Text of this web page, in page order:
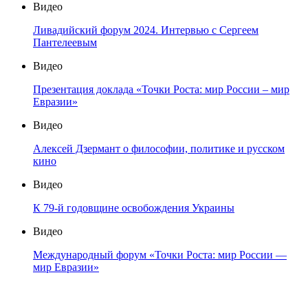
Видео
Ливадийский форум 2024. Интервью с Сергеем
Пантелеевым
Видео
Презентация доклада «Точки Роста: мир России – мир
Евразии»
Видео
Алексей Дзермант о философии, политике и русском
кино
Видео
К 79-й годовщине освобождения Украины
Видео
Международный форум «Точки Роста: мир России —
мир Евразии»